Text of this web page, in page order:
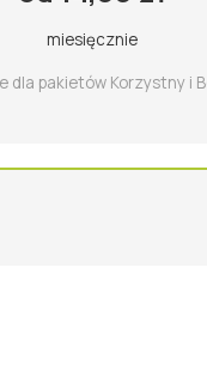
miesięcznie
dla pakietów Korzystny i